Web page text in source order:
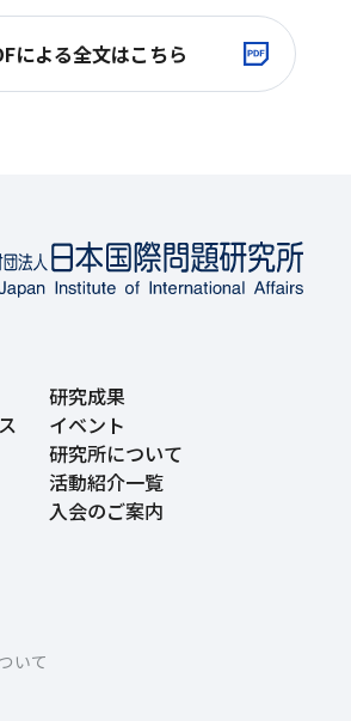
による全文はこちら
研究成果
イベント
研究所について
活動紹介一覧
入会のご案内
いて